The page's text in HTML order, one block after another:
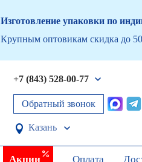
Изготовление упаковки по
Крупным оптовикам скидка до
+7 (843) 528-00-77
Обратный звонок
Казань
Акции Оплата